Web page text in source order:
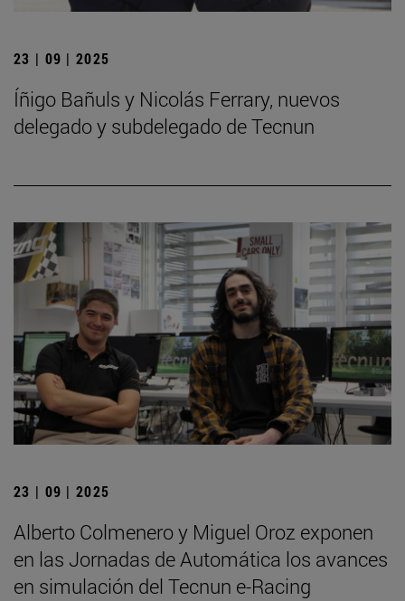
23 | 09 | 2025
Íñigo Bañuls y Nicolás Ferrary, nuevos
delegado y subdelegado de Tecnun
23 | 09 | 2025
Alberto Colmenero y Miguel Oroz exponen
en las Jornadas de Automática los avances
en simulación del Tecnun e-Racing